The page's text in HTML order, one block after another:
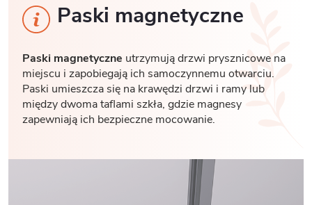
Paski magnetyczne
Paski magnetyczne utrzymują drzwi prysznicowe na
miejscu i zapobiegają ich samoczynnemu otwarciu.
Paski umieszcza się na krawędzi drzwi i ramy lub
między dwoma taflami szkła, gdzie magnesy
zapewniają ich bezpieczne mocowanie.